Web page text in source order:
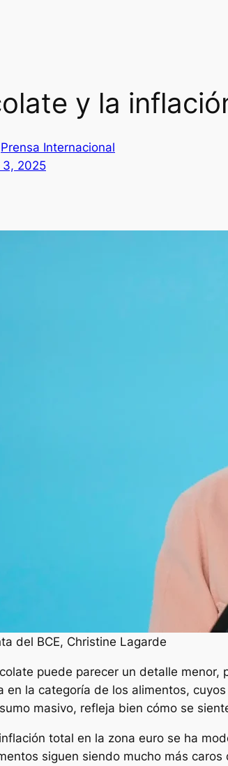
y la
Prensa Internacional
3, 2025
del BCE, Christine Lagarde
puede parecer un detalle menor,
en la categoría de los alimentos,
masivo, refleja bien cómo se
total en la zona euro se ha
siguen siendo mucho más